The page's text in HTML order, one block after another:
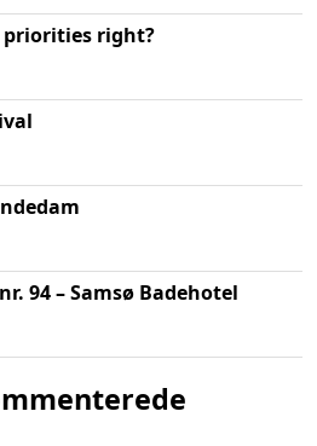
priorities right?
94 – Samsø Badehotel